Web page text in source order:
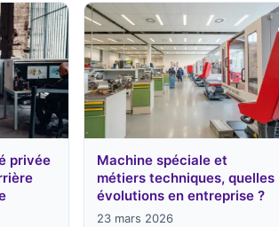
privée
Machine spéciale et
métiers techniques, quelles
évolutions en entreprise ?
23 mars 2026